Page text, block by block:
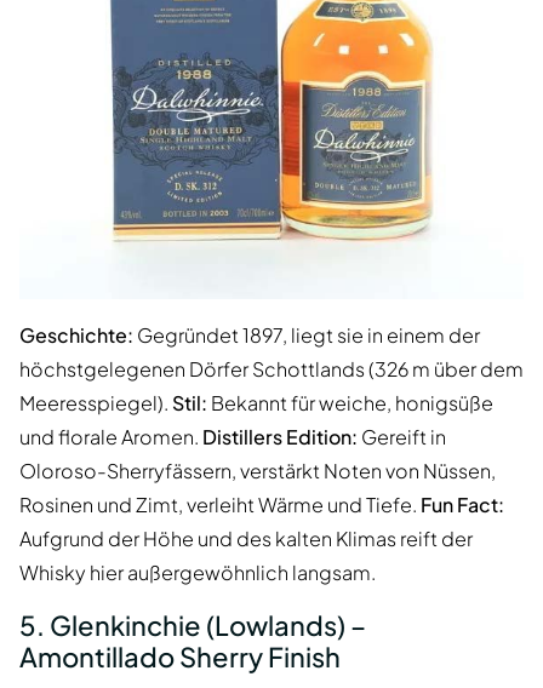
Geschichte: Gegründet 1897, liegt sie in einem der
höchstgelegenen Dörfer Schottlands (326 m über dem
Meeresspiegel). Stil: Bekannt für weiche, honigsüße
und florale Aromen. Distillers Edition: Gereift in
Oloroso-Sherryfässern, verstärkt Noten von Nüssen,
Rosinen und Zimt, verleiht Wärme und Tiefe. Fun Fact:
Aufgrund der Höhe und des kalten Klimas reift der
Whisky hier außergewöhnlich langsam.
5. Glenkinchie (Lowlands) –
Amontillado Sherry Finish